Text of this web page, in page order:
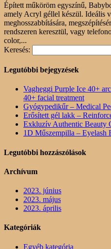
Épített műköröm egyszínű,
amely Acryl géllel készül. Ideális
meghosszabbítására,
rendszeren keresztül, vagy
color,...
Keresés:
Legutóbbi bejegyzések
Vagheggi Purple Ice 40+
40+ facial treatment
Gyógypedikűr – Medical
Erősített gél lakk –
Exkluzív Authentic Beauty
1D Műszempilla – Eyelash
Legutóbbi hozzászólások
Archívum
2023. június
2023. május
2023. április
Kategóriák
Egyéb kategória